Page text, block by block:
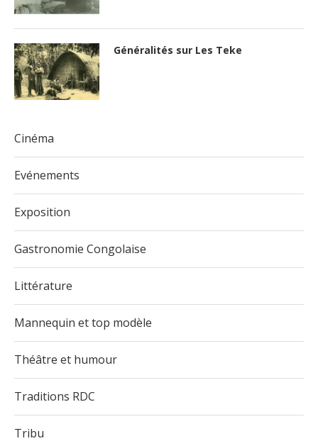
Généralités sur Les Teke
Cinéma
Evénements
Exposition
Gastronomie Congolaise
Littérature
Mannequin et top modèle
Théâtre et humour
Traditions RDC
Tribu